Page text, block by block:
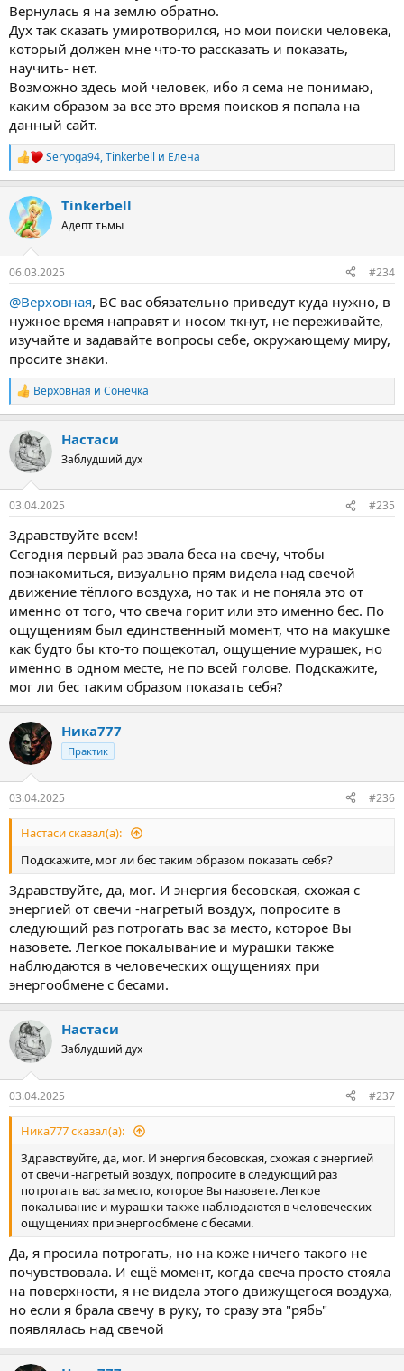
Вернулась я на землю обратно.
Дух так сказать умиротворился, но мои поиски человека,
который должен мне что-то рассказать и показать,
научить- нет.
Возможно здесь мой человек, ибо я сема не понимаю,
каким образом за все это время поисков я попала на
данный сайт.
Р
е
к
ц
и
Seryoga94,Tinkerbell и Елена
Tinkerbell
Адепт тьмы
06.03.2025 #234
@Верховная, ВС вас обязательно приведут куда нужно, в
нужное время направят и носом ткнут, не переживайте,
изучайте и задавайте вопросы себе, окружающему миру,
просите знаки.
Р
е
к
ц
и
Верховная и Сонечка
Настаси
Заблудший дух
03.04.2025 #235
Здравствуйте всем!
Сегодня первый раз звала беса на свечу, чтобы
познакомиться, визуально прям видела над свечой
движение тёплого воздуха, но так и не поняла это от
именно от того, что свеча горит или это именно бес. По
ощущениям был единственный момент, что на макушке
как будто бы кто-то пощекотал, ощущение мурашек, но
именно в одном месте, не по всей голове. Подскажите,
мог ли бес таким образом показать себя?
Ника777
Практик
03.04.2025 #236
Настаси сказал(а):
Подскажите, мог ли бес таким образом показать себя?
Здравствуйте, да, мог. И энергия бесовская, схожая с
энергией от свечи -нагретый воздух, попросите в
следующий раз потрогать вас за место, которое Вы
назовете. Легкое покалывание и мурашки также
наблюдаются в человеческих ощущениях при
энергообмене с бесами.
Настаси
Заблудший дух
03.04.2025 #237
Ника777 сказал(а):
Здравствуйте, да, мог. И энергия бесовская, схожая с энергией
от свечи -нагретый воздух, попросите в следующий раз
потрогать вас за место, которое Вы назовете. Легкое
покалывание и мурашки также наблюдаются в человеческих
ощущениях при энергообмене с бесами.
Да, я просила потрогать, но на коже ничего такого не
почувствовала. И ещё момент, когда свеча просто стояла
на поверхности, я не видела этого движущегося воздуха,
но если я брала свечу в руку, то сразу эта "рябь"
появлялась над свечой